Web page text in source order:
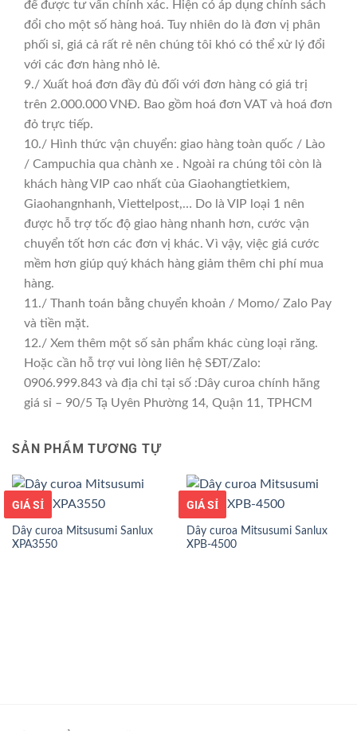
để được tư vấn chính xác. Hiện có áp dụng chính sách
đổi cho một số hàng hoá. Tuy nhiên do là đơn vị phân
phối sỉ, giá cả rất rẻ nên chúng tôi khó có thể xử lý đổi
với các đơn hàng nhỏ lẻ.
9./ Xuất hoá đơn đầy đủ đối với đơn hàng có giá trị
trên 2.000.000 VNĐ. Bao gồm hoá đơn VAT và hoá đơn
đỏ trực tiếp.
10./ Hình thức vận chuyển: giao hàng toàn quốc / Lào
/ Campuchia qua chành xe . Ngoài ra chúng tôi còn là
khách hàng VIP cao nhất của Giaohangtietkiem,
Giaohangnhanh, Viettelpost,… Do là VIP loại 1 nên
được hỗ trợ tốc độ giao hàng nhanh hơn, cước vận
chuyển tốt hơn các đơn vị khác. Vì vậy, việc giá cước
mềm hơn giúp quý khách hàng giảm thêm chi phí mua
hàng.
11./ Thanh toán bằng chuyển khoản / Momo/ Zalo Pay
và tiền mặt.
12./ Xem thêm một số sản phẩm khác cùng loại răng.
Hoặc cần hỗ trợ vui lòng liên hệ SĐT/Zalo:
0906.999.843 và địa chỉ tại số :Dây curoa chính hãng
giá sỉ – 90/5 Tạ Uyên Phường 14, Quận 11, TPHCM
SẢN PHẨM TƯƠNG TỰ
GIÁ TỐT
GIÁ SỈ
Dây curoa Mitsusumi Sanlux
XPA3550
GIÁ TỐT
GIÁ SỈ
Dây curoa Mitsusumi Sanlux
XPB-4500